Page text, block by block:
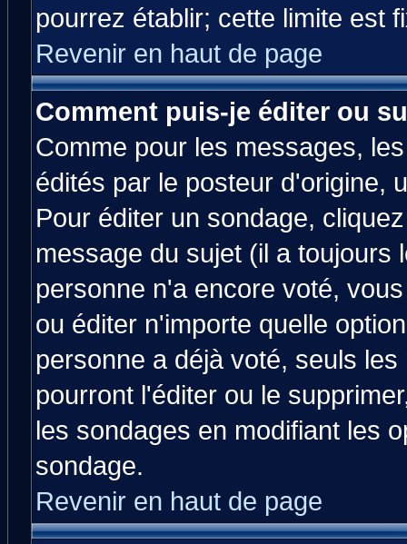
pourrez établir; cette limite est
Revenir en haut de page
Comment puis-je éditer ou
Comme pour les messages,
édités par le posteur d'origine,
Pour éditer un sondage,
message du sujet (il a toujours
personne n'a encore voté,
ou éditer n'importe quelle
personne a déjà voté, seuls
pourront l'éditer ou le
les sondages en modifiant les
sondage.
Revenir en haut de page